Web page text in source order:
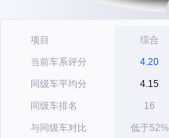
项目
当前车系评分
同级车平均分
同级车排名
与同级车对比
综合
4.20
4.15
16
低于52%